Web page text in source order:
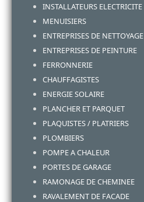
INSTALLATEURS ELECTRICITE
MENUISIERS
ENTREPRISES DE NETTOYAGE
ENTREPRISES DE PEINTURE
FERRONNERIE
CHAUFFAGISTES
ENERGIE SOLAIRE
PLANCHER ET PARQUET
PLAQUISTES / PLATRIERS
PLOMBIERS
POMPE A CHALEUR
PORTES DE GARAGE
RAMONAGE DE CHEMINEE
RAVALEMENT DE FACADE